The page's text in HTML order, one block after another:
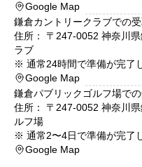
Google Map
鎌倉カントリークラブでの
住所： 〒 247-0052 神奈川県
ラブ
※ 通常24時間で準備が完了
Google Map
鎌倉パブリックゴルフ場で
住所： 〒 247-0052 神奈川県
ルフ場
※ 通常2〜4日で準備が完了
Google Map